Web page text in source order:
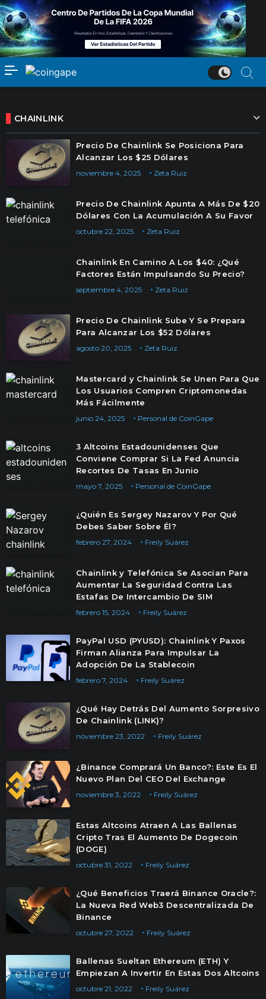
CHAINLINK
Precio De Chainlink Se Posiciona Para
Alcanzar Los $25 Dólares
Zeta Ruiz
noviembre 4, 2025
Precio De Chainlink Apunta A Más De $20
Dólares Con La Acumulación A Su Favor
Zeta Ruiz
octubre 22, 2025
Chainlink En Camino A Los $40: ¿Qué
Factores Están Impulsando Su Precio?
Zeta Ruiz
septiembre 4, 2025
Precio De Chainlink Sube Y Se Prepara
Para Alcanzar Los $52 Dólares
Zeta Ruiz
agosto 20, 2025
Mastercard y Chainlink Se Unen Para Que
Los Usuarios Compren Criptomonedas
Más Fácilmente
Personal de CoinGape
junio 24, 2025
3 Altcoins Estadounidenses Que
Conviene Comprar Si La Fed Anuncia
Recortes De Tasas En Junio
Personal de CoinGape
mayo 7, 2025
¿Quién Es Sergey Nazarov Y Por Qué
Debes Saber Sobre Él?
Freily Suárez
febrero 27, 2024
Chainlink y Telefónica Se Asocian Para
Aumentar La Seguridad Contra Las
Estafas De Intercambio De SIM
Freily Suárez
febrero 15, 2024
PayPal USD (PYUSD): Chainlink Y Paxos
Firman Alianza Para Impulsar La
Adopción De La Stablecoin
Freily Suárez
febrero 7, 2024
¿Qué Hay Detrás Del Aumento Sorpresivo
De Chainlink (LINK)?
Freily Suárez
noviembre 23, 2022
¿Binance Comprará Un Banco?: Este Es El
Nuevo Plan Del CEO Del Exchange
Freily Suárez
noviembre 3, 2022
Estas Altcoins Atraen A Las Ballenas
Cripto Tras El Aumento De Dogecoin
(DOGE)
Freily Suárez
octubre 31, 2022
¿Qué Beneficios Traerá Binance Oracle?:
La Nueva Red Web3 Descentralizada De
Binance
Freily Suárez
octubre 27, 2022
Ballenas Sueltan Ethereum (ETH) Y
Empiezan A Invertir En Estas Dos Altcoins
Freily Suárez
octubre 21, 2022